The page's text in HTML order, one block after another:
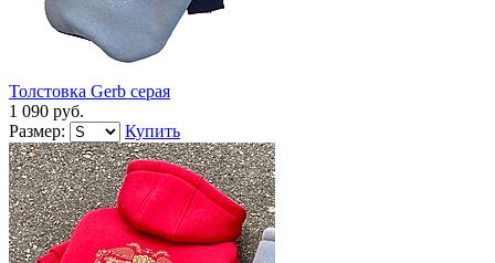
Толстовка Gerb серая
1 090 руб.
Размер:
Купить